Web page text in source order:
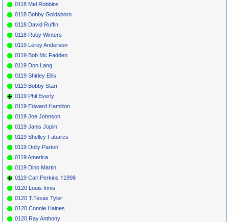
0118 Mel Robbins
0118 Bobby Goldsboro
0118 David Ruffin
0118 Ruby Winters
0119 Leroy Anderson
0119 Bob Mc Fadden
0119 Don Lang
0119 Shirley Ellis
0119 Bobby Starr
0119 Phil Everly
0119 Edward Hamilton
0119 Joe Johnson
0119 Janis Joplin
0119 Shelley Fabares
0119 Dolly Parton
0119 America
0119 Dino Martin
0119 Carl Perkins †1998
0120 Louis Innis
0120 T.Texas Tyler
0120 Connie Haines
0120 Ray Anthony